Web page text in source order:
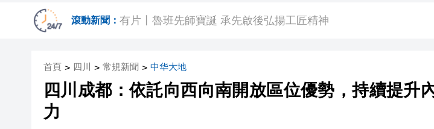
滾動新聞： 有片丨魯班先師寶誕 承先啟後弘揚工匠精神
有片丨梁家輝含淚演講：北上不是選擇是回歸 祖國河山歷歷在目
民政事務總署繼續開放19間臨時避暑中心
首頁 > 四川 > 常規新聞 > 中华大地
四川成都：依託向西向南開放區位優勢，持續提升
力